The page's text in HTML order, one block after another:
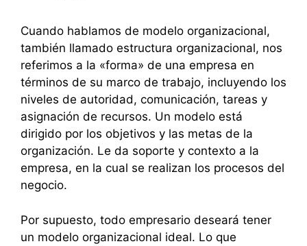
Cuando hablamos de modelo organizacional,
también llamado estructura organizacional, nos
referimos a la «forma» de una empresa en
términos de su marco de trabajo, incluyendo los
niveles de autoridad, comunicación, tareas y
asignación de recursos. Un modelo está
dirigido por los objetivos y las metas de la
organización. Le da soporte y contexto a la
empresa, en la cual se realizan los procesos del
negocio.
Por supuesto, todo empresario deseará tener
un modelo organizacional ideal. Lo que